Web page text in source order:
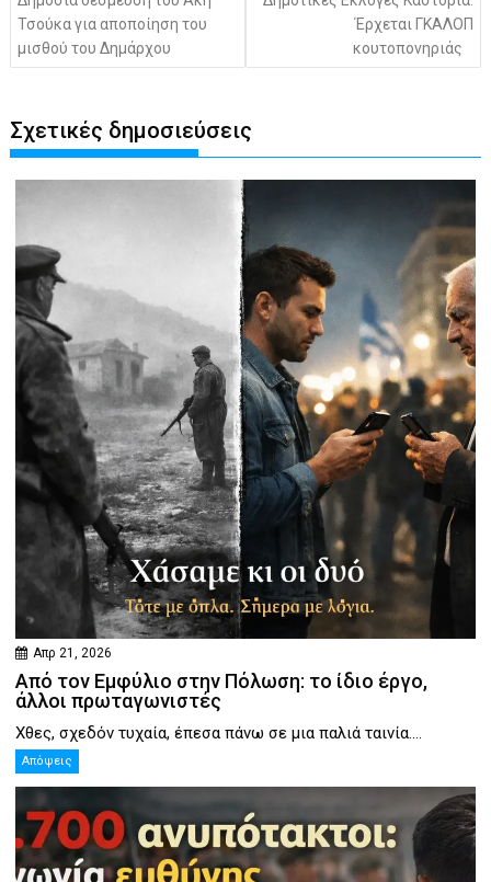
Τσούκα για αποποίηση του
μισθού του Δημάρχου
Έρχεται ΓΚΑΛΟΠ
κουτοπονηριάς
Σχετικές δημοσιεύσεις
Απρ 21, 2026
Από τον Εμφύλιο στην Πόλωση: το ίδιο έργο,
άλλοι πρωταγωνιστές
Χθες, σχεδόν τυχαία, έπεσα πάνω σε μια παλιά ταινία....
Απόψεις